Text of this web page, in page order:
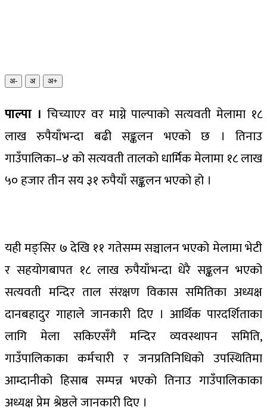
अ- अ अ+
पाल्पा । चिच्याएर वर माग्ने पाल्पाको सत्यवती मेलामा १८
लाख रुपैयाँभन्दा बढी सङ्कलन भएको छ । तिनाउ
गाउँपालिका–४ को सत्यवती तालको धार्मिक मेलामा १८ लाख
५० हजार तीन सय ३१ रुपैयाँ सङ्कलन भएको हो ।
यही मङ्सिर ७ देखि ११ गतेसम्म सञ्चालन भएको मेलामा भेटी
र सहयोगबापत १८ लाख रुपैयाँभन्दा धेरै सङ्कलन भएको
सत्यवती मन्दिर ताल संरक्षण विकास समितिका अध्यक्ष
दानबहादुर गाहाले जानकारी दिए । आर्थिक पारदर्शिताका
लागि मेला सकिएसँगै मन्दिर व्यवस्थापन समिति,
गाउँपालिकाका कर्मचारी र जनप्रतिनिधिको उपस्थितिमा
आम्दानीको हिसाब सम्पन्न भएको तिनाउ गाउँपालिकाका
अध्यक्ष प्रेम श्रेष्ठले जानकारी दिए ।